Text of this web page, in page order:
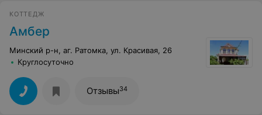
КОТТЕДЖ
Амбер
Минский р-н, аг. Ратомка, ул. Красивая, 26
Круглосуточно
Отзывы34